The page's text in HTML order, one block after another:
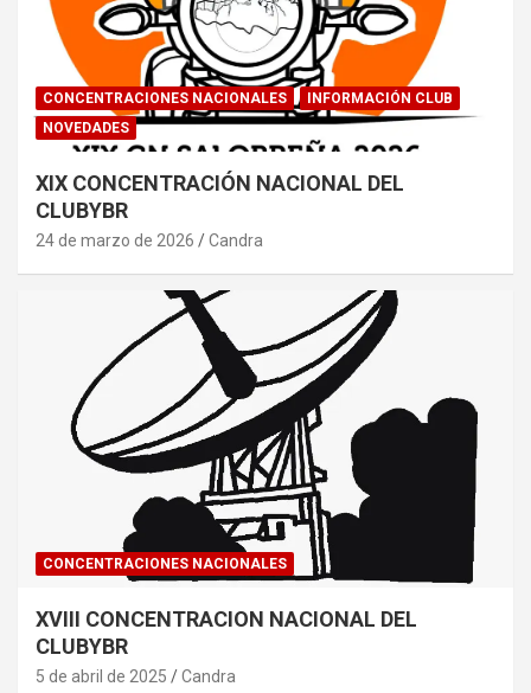
CONCENTRACIONES NACIONALES
INFORMACIÓN CLUB
NOVEDADES
XIX CONCENTRACIÓN NACIONAL DEL
CLUBYBR
24 de marzo de 2026 Candra
CONCENTRACIONES NACIONALES
XVIII CONCENTRACION NACIONAL DEL
CLUBYBR
5 de abril de 2025 Candra